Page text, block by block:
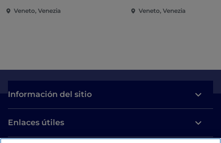
Veneto, Venezia Veneto, Venezia
Información del sitio
Enlaces útiles